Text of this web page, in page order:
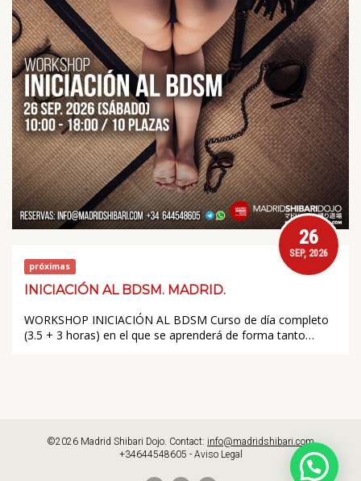
próximas
26
SEP, 2026
INICIACIÓN AL BDSM. MADRID.
WORKSHOP INICIACIÓN AL BDSM Curso de día completo
(3.5 + 3 horas) en el que se aprenderá de forma tanto…
©2026 Madrid Shibari Dojo. Contact: info@madridshibari.com
+34644548605 - Aviso Legal